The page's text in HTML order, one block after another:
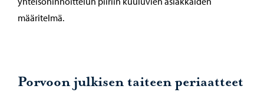
määritelmä.
Porvoon julkisen taiteen periaatteet